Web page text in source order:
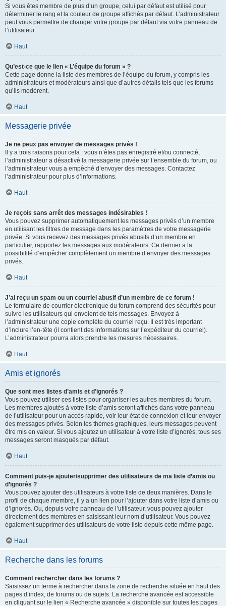
Si vous êtes membre de plus d’un groupe, celui par défaut est utilisé pour
déterminer le rang et la couleur de groupe affichés par défaut. L’administrateur
peut vous permettre de changer votre groupe par défaut via votre panneau de
l’utilisateur.
Haut
Qu’est-ce que le lien « L’équipe du forum » ?
Cette page donne la liste des membres de l’équipe du forum, y compris les
administrateurs et modérateurs ainsi que d’autres détails tels que les forums
qu’ils modèrent.
Haut
Messagerie privée
Je ne peux pas envoyer de messages privés !
Il y a trois raisons pour cela : vous n’êtes pas enregistré et/ou connecté,
l’administrateur a désactivé la messagerie privée sur l’ensemble du forum, ou
l’administrateur vous a empêché d’envoyer des messages. Contactez
l’administrateur pour plus d’informations.
Haut
Je reçois sans arrêt des messages indésirables !
Vous pouvez supprimer automatiquement les messages privés d’un membre
en utilisant les filtres de message dans les paramètres de votre messagerie
privée. Si vous recevez des messages privés abusifs d’un membre en
particulier, rapportez les messages aux modérateurs. Ce dernier a la
possibilité d’empêcher complètement un membre d’envoyer des messages
privés.
Haut
J’ai reçu un spam ou un courriel abusif d’un membre de ce forum !
Le formulaire de courrier électronique du forum comprend des sécurités pour
suivre les utilisateurs qui envoient de tels messages. Envoyez à
l’administrateur une copie complète du courriel reçu. Il est très important
d’inclure l’en-tête (il contient des informations sur l’expéditeur du courriel).
L’administrateur pourra alors prendre les mesures nécessaires.
Haut
Amis et ignorés
Que sont mes listes d’amis et d’ignorés ?
Vous pouvez utiliser ces listes pour organiser les autres membres du forum.
Les membres ajoutés à votre liste d’amis seront affichés dans votre panneau
de l’utilisateur pour un accès rapide, voir leur état de connexion et leur envoyer
des messages privés. Selon les thèmes graphiques, leurs messages peuvent
être mis en valeur. Si vous ajoutez un utilisateur à votre liste d’ignorés, tous ses
messages seront masqués par défaut.
Haut
Comment puis-je ajouter/supprimer des utilisateurs de ma liste d’amis ou
d’ignorés ?
Vous pouvez ajouter des utilisateurs à votre liste de deux manières. Dans le
profil de chaque membre, il y a un lien pour l’ajouter dans votre liste d’amis ou
d’ignorés. Ou, depuis votre panneau de l’utilisateur, vous pouvez ajouter
directement des membres en saisissant leur nom d’utilisateur. Vous pouvez
également supprimer des utilisateurs de votre liste depuis cette même page.
Haut
Recherche dans les forums
Comment rechercher dans les forums ?
Saisissez un terme à rechercher dans la zone de recherche située en haut des
pages d’index, de forums ou de sujets. La recherche avancée est accessible
en cliquant sur le lien « Recherche avancée » disponible sur toutes les pages